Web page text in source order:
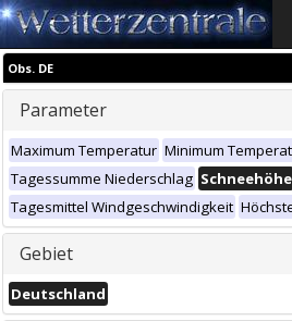
Obs. DE
Parameter
Maximum Temperatur Minimum
Tagessumme Niederschlag Schneehöhe
Tagesmittel Windgeschwindigkeit
Gebiet
Deutschland